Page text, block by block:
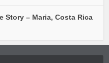
Story – Maria, Costa Rica